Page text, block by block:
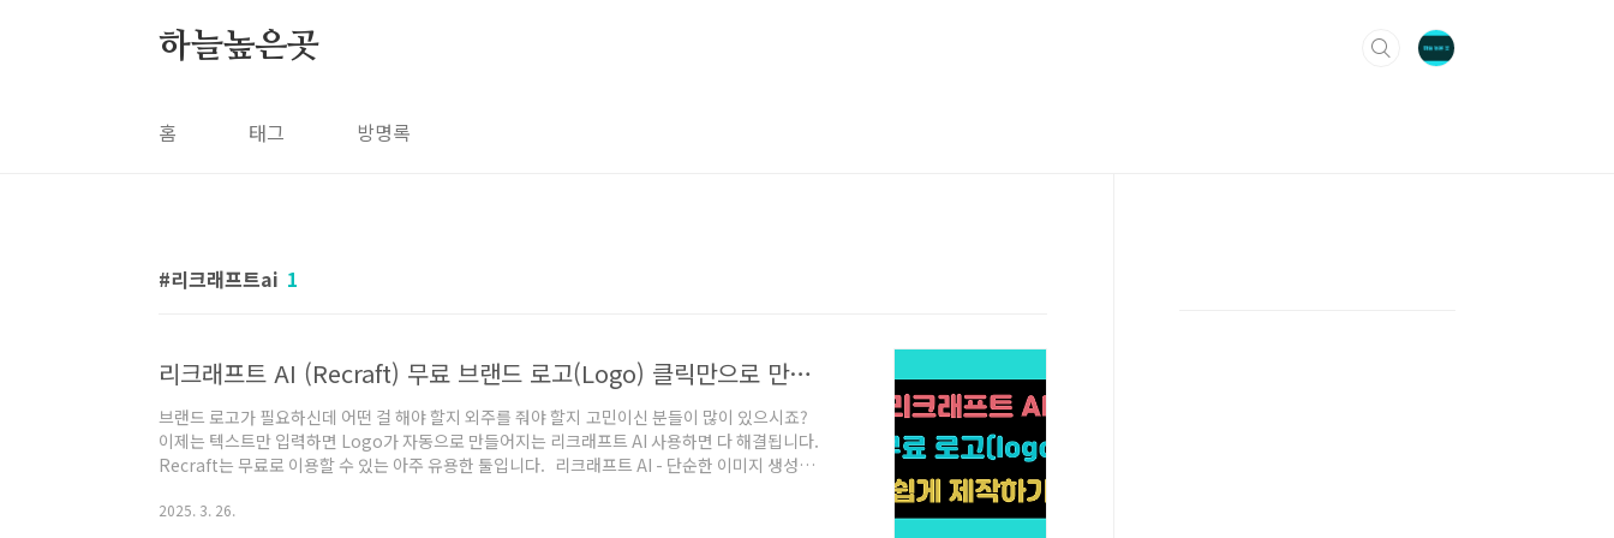
하늘높은곳
홈 태그 방명록
리크래프트ai 1
리크래프트 AI (Recraft) 무료 브랜드 로고(Logo) 클릭만으로 만들기
브랜드 로고가 필요하신데 어떤 걸 해야 할지 외주를 줘야 할지 고민이신 분들이 많이 있으시죠?
이제는 텍스트만 입력하면 Logo가 자동으로 만들어지는 리크래프트 AI 사용하면 다 해결됩니다.
Recraft는 무료로 이용할 수 있는 아주 유용한 툴입니다. 리크래프트 AI - 단순한 이미지 생성기
우 어려운 경우가 많습니다. 그러나 Recraft AI는 텍스트만 입력하면 원하는 스타일의 이미지, 아
2025. 3. 26.